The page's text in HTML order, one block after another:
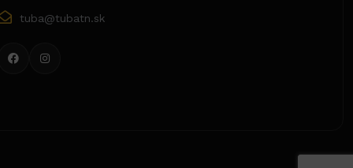
tuba@tubatn.sk